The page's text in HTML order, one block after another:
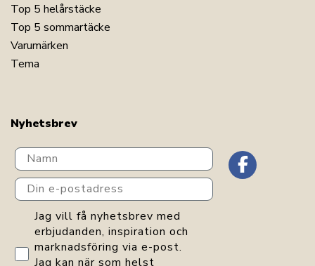
Top 5 helårstäcke
Top 5 sommartäcke
Varumärken
Tema
Nyhetsbrev
Navn
Din e-postadress
GDPR consent
Jag vill få nyhetsbrev med
erbjudanden, inspiration och
marknadsföring via e-post.
Jag kan när som helst